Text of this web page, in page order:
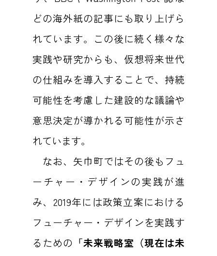
どの海外紙の記事にも取り上げら
れています。この後に続く様々な
実践や研究からも、仮想将来世代
の仕組みを導入することで、持続
可能性を考慮した建設的な議論や
意思決定が導かれる可能性が示さ
れています。
なお、矢巾町ではその後もフュ
ーチャー・デザインの実践が進
み、2019年には政策立案における
フューチャー・デザインを実践す
るための 「未来戦略室（現在は未